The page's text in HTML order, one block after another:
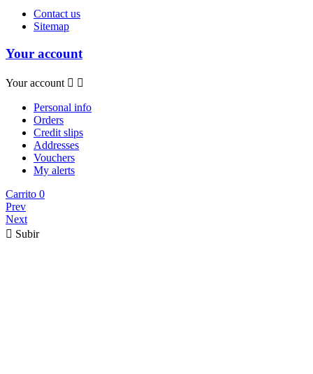
Contact us
Sitemap
Your account
Your account  
Personal info
Orders
Credit slips
Addresses
Vouchers
My alerts
Carrito 0
Prev
Next
 Subir